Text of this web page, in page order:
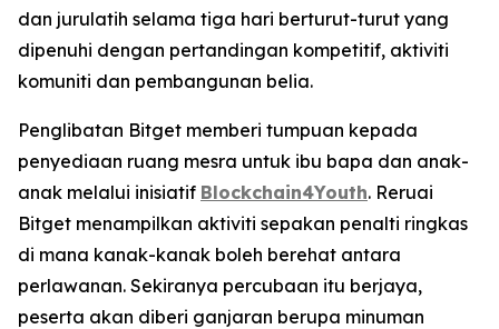
dan jurulatih selama tiga hari berturut-turut yang
dipenuhi dengan pertandingan kompetitif, aktiviti
komuniti dan pembangunan belia.
Penglibatan Bitget memberi tumpuan kepada
penyediaan ruang mesra untuk ibu bapa dan anak-
anak melalui inisiatif Blockchain4Youth. Reruai
Bitget menampilkan aktiviti sepakan penalti ringkas
di mana kanak-kanak boleh berehat antara
perlawanan. Sekiranya percubaan itu berjaya,
peserta akan diberi ganjaran berupa minuman